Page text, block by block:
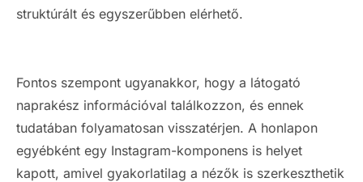
struktúrált és egyszerűbben elérhető.
Fontos szempont ugyanakkor, hogy a látogató
naprakész információval találkozzon, és ennek
tudatában folyamatosan visszatérjen. A honlapon
egyébként egy Instagram-komponens is helyet
kapott, amivel gyakorlatilag a nézők is szerkeszthetik